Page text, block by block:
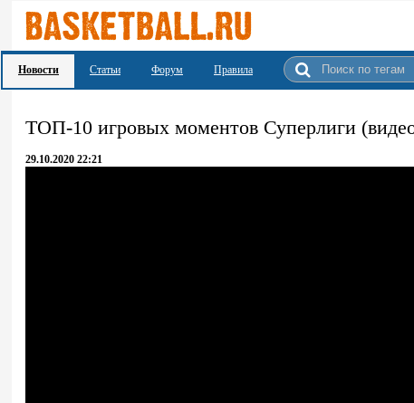
Новости Статьи Форум Правила
ТОП-10 игровых моментов Суперлиги
29.10.2020 22:21